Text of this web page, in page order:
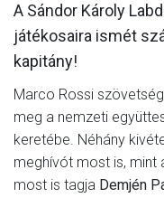
A Sándor Károly
játékosaira ismét
kapitány!
Marco Rossi
meg a nemzeti
keretébe. Néhány
meghívót most is, mint
most is tagja Demjén